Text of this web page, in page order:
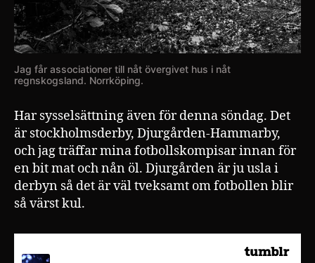
Jag får associationer till nåt övergivet hus i nåt
regnskogsland. Norrköping.
Har sysselsättning även för denna söndag. Det
är stockholmsderby, Djurgården-Hammarby,
och jag träffar mina fotbollskompisar innan för
en bit mat och nån öl. Djurgården är ju usla i
derbyn så det är väl tveksamt om fotbollen blir
så värst kul.